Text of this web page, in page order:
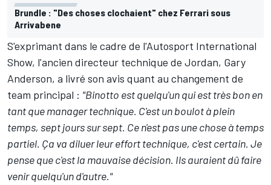
Brundle : "Des choses clochaient" chez Ferrari sous
Arrivabene
S'exprimant dans le cadre de l'Autosport International
Show, l'ancien directeur technique de Jordan, Gary
Anderson, a livré son avis quant au changement de
team principal : "Binotto est quelqu'un qui est très bon en
tant que manager technique. C'est un boulot à plein
temps, sept jours sur sept. Ce n'est pas une chose à temps
partiel. Ça va diluer leur effort technique, c'est certain. Je
pense que c'est la mauvaise décision. Ils auraient dû faire
venir quelqu'un d'autre."